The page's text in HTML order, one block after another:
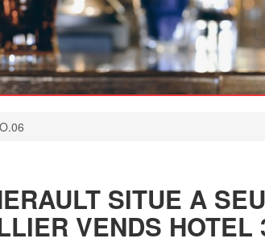
SITUE A
VENDS HOTEL